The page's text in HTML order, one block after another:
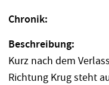
Chronik:
Beschreibung:
Kurz nach dem
Richtung Krug steht